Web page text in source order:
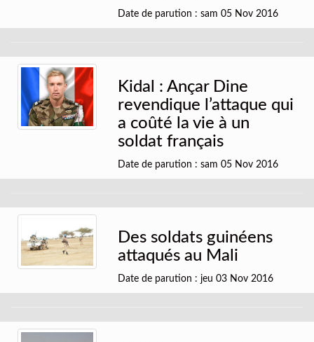
Date de parution : sam 05 Nov 2016
Kidal : Ançar Dine
revendique l’attaque qui
a coûté la vie à un
soldat français
Date de parution : sam 05 Nov 2016
Des soldats guinéens
attaqués au Mali
Date de parution : jeu 03 Nov 2016